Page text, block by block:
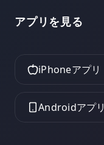
アプリを見る
iPhoneアプリ
Androidアプリ